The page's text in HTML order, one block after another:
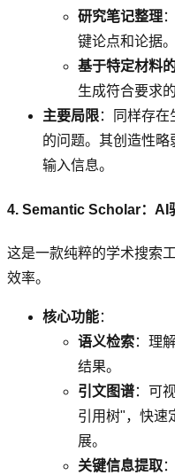
研究笔记整理
键论点和论据。
基于特定材料
生成符合要求
主要局限：同样存
的问题。其创造性
输入信息。
4. Semantic Scholar：AI
这是一款纯粹的学术搜索
效率。
核心功能：
语义检索：理
结果。
引文图谱：可
引用树"，快速
展。
关键信息提取